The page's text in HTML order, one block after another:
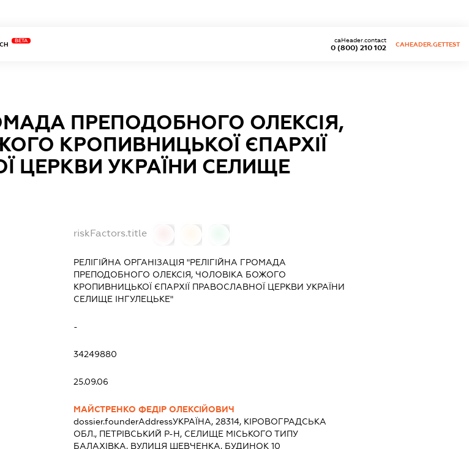
BETA
0 (800) 210 102
caHeader.contact
CAHEADER.GETTEST
ПРЕПОДОБНОГО ОЛЕКСІЯ,
КРОПИВНИЦЬКОЇ ЄПАРХІЇ
ЦЕРКВИ УКРАЇНИ СЕЛИЩЕ
riskFactors.title
РЕЛІГІЙНА ОРГАНІЗАЦІЯ "РЕЛІГІЙНА ГРОМАДА
ПРЕПОДОБНОГО ОЛЕКСІЯ, ЧОЛОВІКА БОЖОГО
КРОПИВНИЦЬКОЇ ЄПАРХІЇ ПРАВОСЛАВНОЇ ЦЕРКВИ УКРАЇНИ
СЕЛИЩЕ ІНГУЛЕЦЬКЕ"
-
34249880
25.09.06
МАЙСТРЕНКО ФЕДІР ОЛЕКСІЙОВИЧ
dossier.founderAddressУКРАЇНА, 28314, КІРОВОГРАДСЬКА
ОБЛ., ПЕТРІВСЬКИЙ Р-Н, СЕЛИЩЕ МІСЬКОГО ТИПУ
БАЛАХІВКА, ВУЛИЦЯ ШЕВЧЕНКА, БУДИНОК 10